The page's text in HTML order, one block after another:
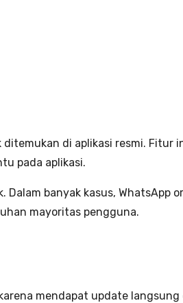
di aplikasi resmi. Fitur
pada aplikasi.
banyak kasus,
mayoritas pengguna.
mendapat update